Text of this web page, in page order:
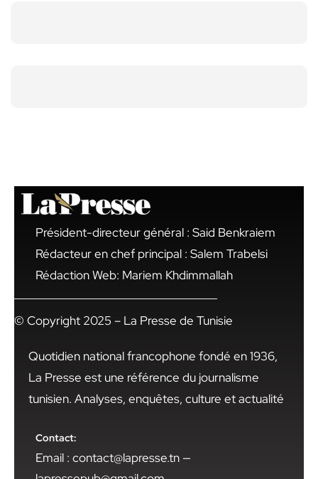
Président-directeur général : Said Benkraiem
Rédacteur en chef principal : Salem Trabelsi
Rédaction Web: Mariem Khdimmallah
© Copyright 2025 – La Presse de Tunisie
Quotidien national francophone fondé en 1936,
La Presse est une référence du journalisme
tunisien. Analyses, enquêtes, culture et actualité
Contact:
Email : contact@lapresse.tn —